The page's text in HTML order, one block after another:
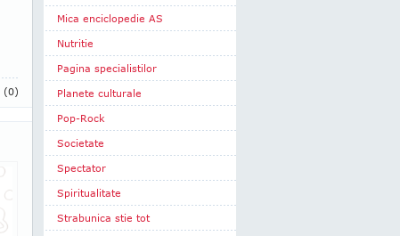
(0)
Mica enciclopedie AS
Nutritie
Pagina specialistilor
Planete culturale
Pop-Rock
Societate
Spectator
Spiritualitate
Strabunica stie tot